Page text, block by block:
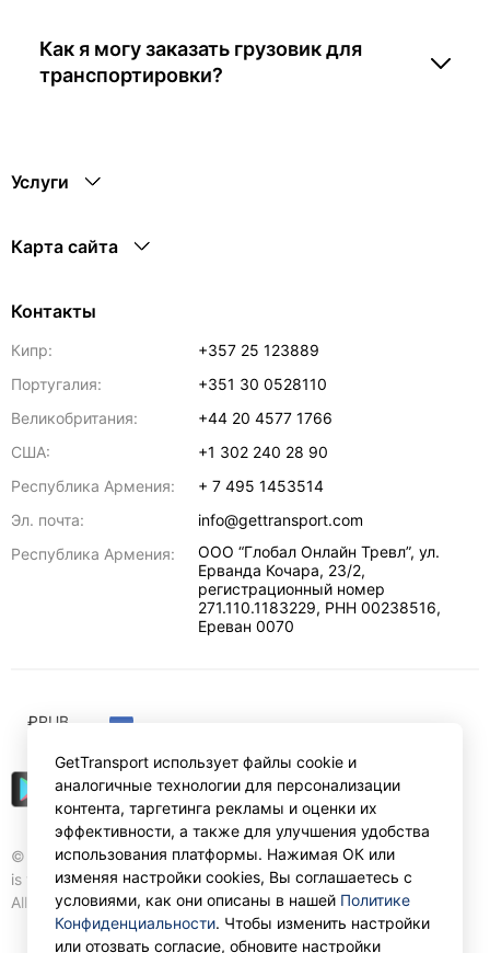
Как я могу заказать грузовик для
транспортировки?
Услуги
Карта сайта
Контакты
Кипр:
+357 25 123889
Португалия:
+351 30 0528110
Великобритания:
+44 20 4577 1766
США:
+1 302 240 28 90
Республика Армения:
+ 7 495 1453514
Эл. почта:
info@gettransport.com
Республика Армения:
ООО “Глобал Онлайн Тревл”, ул.
Ерванда Кочара, 23/2,
регистрационный номер
271.110.1183229, РНН 00238516,
Ереван 0070
© Gettransport International Limited. GetTransport®
is trademark of Gettransport International Limited.
All rights reserved.
₽RUB
GetTransport использует файлы cookie и
аналогичные технологии для персонализации
контента, таргетинга рекламы и оценки их
эффективности, а также для улучшения удобства
использования платформы. Нажимая ОК или
изменяя настройки cookies, Вы соглашаетесь с
условиями, как они описаны в нашей Политике
Конфиденциальности. Чтобы изменить настройки
или отозвать согласие, обновите настройки